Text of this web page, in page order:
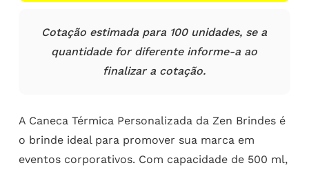
Cotação estimada para 100 unidades, se a
quantidade for diferente informe-a ao
finalizar a cotação.
A Caneca Térmica Personalizada da Zen Brindes é
o brinde ideal para promover sua marca em
eventos corporativos. Com capacidade de 500 ml,